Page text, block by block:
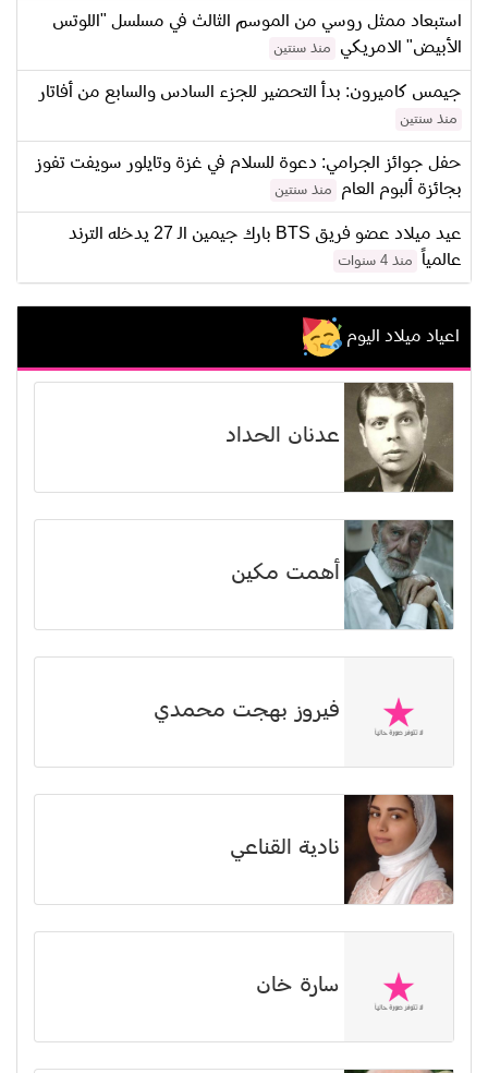
استبعاد ممثل روسي من الموسم الثالث في مسلسل "اللوتس
الأبيض" الامريكي
منذ سنتين
جيمس كاميرون: بدأ التحضير للجزء السادس والسابع من أفاتار
منذ سنتين
حفل جوائز الجرامي: دعوة للسلام في غزة وتايلور سويفت تفوز
بجائزة ألبوم العام
منذ سنتين
عيد ميلاد عضو فريق BTS بارك جيمين الـ 27 يدخله الترند
عالمياً
منذ 4 سنوات
اعياد ميلاد اليوم
عدنان الحداد
أهمت مكين
فيروز بهجت محمدي
نادية القناعي
سارة خان